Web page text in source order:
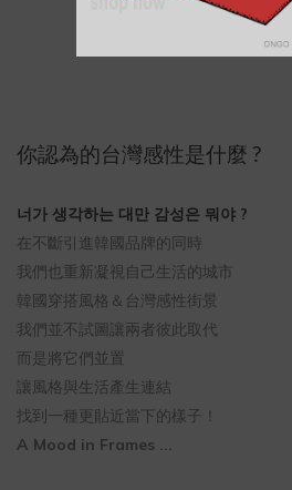
你認為的台灣感性是什麼 ?
너가 생각하는 대만 감성은 뭐야 ?
在不斷引進韓國品牌的同時
我們也重新凝視自己生活的城市
韓國穿搭風格＆台灣感性街景
我們並不試圖讓兩者彼此取代
而是將它們並置
讓風格與生活產生連結
找到一種更貼近當下的樣子！
A Mood in Frames ...